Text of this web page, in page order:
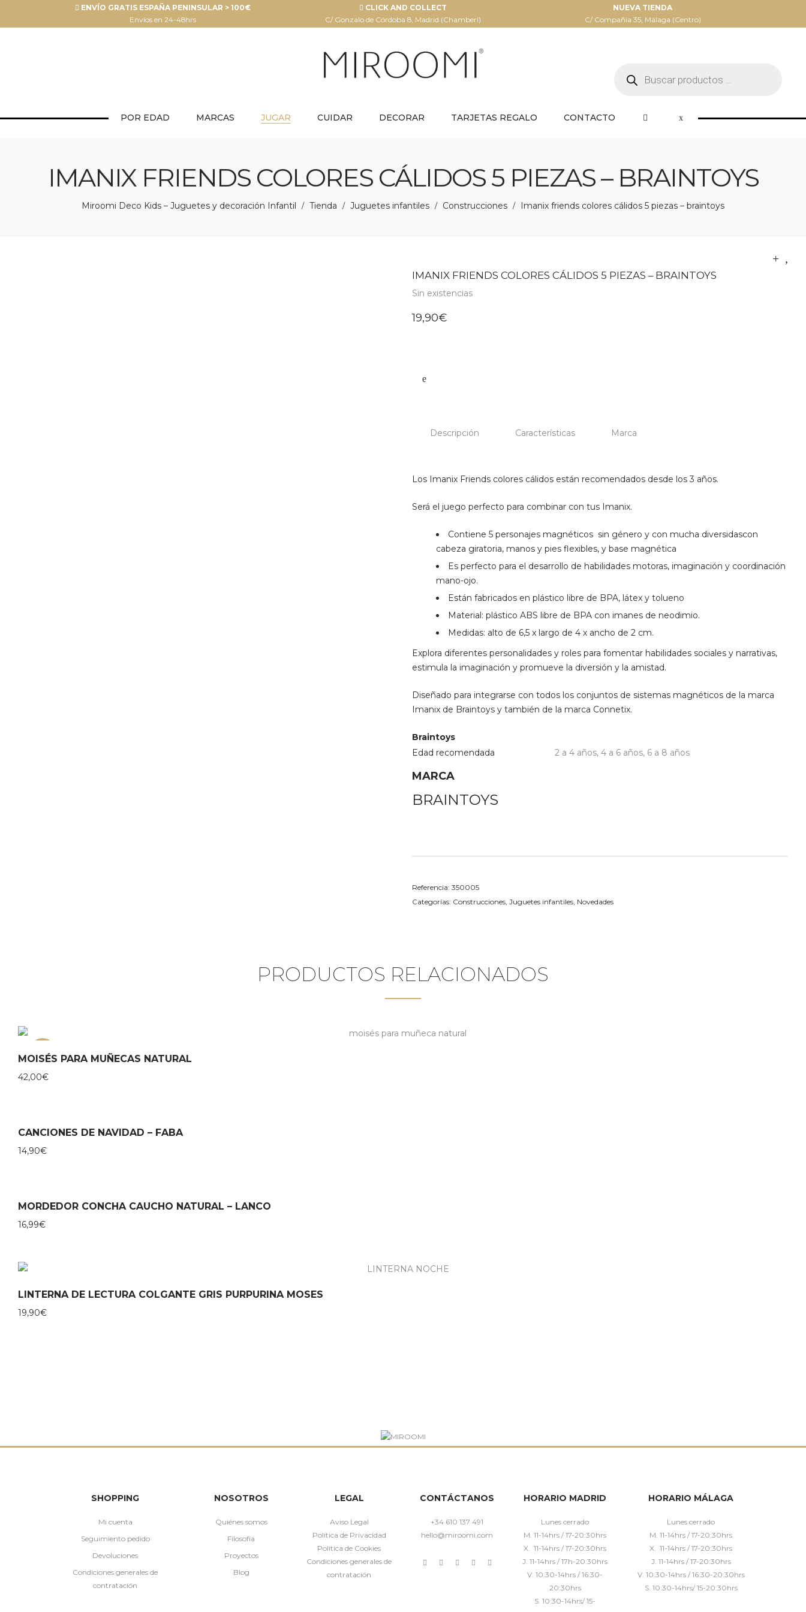
ENVÍO GRATIS ESPAÑA PENINSULAR > 100€
Envíos en 24-48hrs
CLICK AND COLLECT
C/ Gonzalo de Córdoba 8, Madrid (Chamberí)
NUEVA TIENDA
C/ Compañia 35, Málaga (Centro)
productos
POR EDAD MARCAS JUGAR CUIDAR DECORAR TARJETAS REGALO CONTACTO
IMANIX FRIENDS COLORES CÁLIDOS 5 PIEZAS – BRAINTOYS
Miroomi Deco Kids – Juguetes y decoración Infantil / Tienda / Juguetes infantiles / Construcciones / Imanix friends colores cálidos 5 piezas – braintoys
IMANIX FRIENDS COLORES CÁLIDOS 5 PIEZAS – BRAINTOYS
Sin existencias
19,90€
Descripción Características Marca
Los Imanix Friends colores cálidos están recomendados desde los 3 años.
Será el juego perfecto para combinar con tus Imanix.
Contiene 5 personajes magnéticos sin género y con mucha diversidascon
cabeza giratoria, manos y pies flexibles, y base magnética
Es perfecto para el desarrollo de habilidades motoras, imaginación y coordinación
mano-ojo.
Están fabricados en plástico libre de BPA, látex y tolueno
Material: plástico ABS libre de BPA con imanes de neodimio.
Medidas: alto de 6,5 x largo de 4 x ancho de 2 cm.
Explora diferentes personalidades y roles para fomentar habilidades sociales y narrativas,
estimula la imaginación y promueve la diversión y la amistad.
Diseñado para integrarse con todos los conjuntos de sistemas magnéticos de la marca
Imanix de Braintoys y también de la marca Connetix.
Braintoys
Edad recomendada
2 a 4 años, 4 a 6 años, 6 a 8 años
MARCA
BRAINTOYS
Referencia: 350005
Categorías: Construcciones Juguetes infantiles Novedades
PRODUCTOS RELACIONADOS
MOISÉS PARA MUÑECAS NATURAL
42,00€
CANCIONES DE NAVIDAD – FABA
14,90€
MORDEDOR CONCHA CAUCHO NATURAL – LANCO
16,99€
LINTERNA DE LECTURA COLGANTE GRIS PURPURINA MOSES
19,90€
SHOPPING
Mi cuenta
Seguimiento pedido
Devoluciones
Condiciones generales de
contratación
NOSOTROS
Quiénes somos
Filosofía
Proyectos
Blog
LEGAL
Aviso Legal
Política de Privacidad
Política de Cookies
Condiciones generales de
contratación
CONTÁCTANOS
+34 610 137 491
hello@miroomi.com
HORARIO MADRID
Lunes cerrado
M. 11-14hrs / 17-20:30hrs
X. 11-14hrs / 17-20:30hrs
J. 11-14hrs / 17h-20:30hrs
V. 10:30-14hrs / 16:30-
20:30hrs
S. 10:30-14hrs/ 15-
HORARIO MÁLAGA
Lunes cerrado
M. 11-14hrs / 17-20:30hrs
X. 11-14hrs / 17-20:30hrs
J. 11-14hrs / 17-20:30hrs
V. 10:30-14hrs / 16:30-20:30hrs
S. 10:30-14hrs/ 15-20:30hrs